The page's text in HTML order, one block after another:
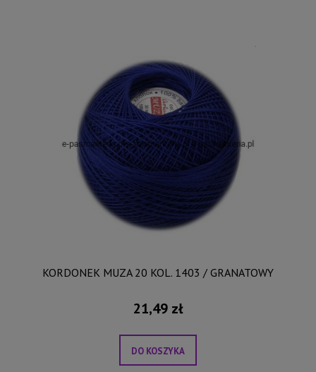
KORDONEK MUZA 20 KOL. 1403 / GRANATOWY
21,49 zł
DO KOSZYKA